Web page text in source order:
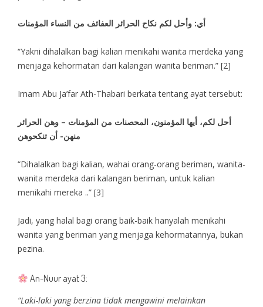
أي: وأحل لكم نكاح الحرائر العفائف من النساء المؤمنات
“Yakni dihalalkan bagi kalian menikahi wanita merdeka yang
menjaga kehormatan dari kalangan wanita beriman.” [2]
Imam Abu Ja’far Ath-Thabari berkata tentang ayat tersebut:
أحل لكم، أيها المؤمنون، المحصنات من المؤمنات – وهن الحرائر
منهن- أن تنكحوهن
“Dihalalkan bagi kalian, wahai orang-orang beriman, wanita-
wanita merdeka dari kalangan beriman, untuk kalian
menikahi mereka ..” [3]
Jadi, yang halal bagi orang baik-baik hanyalah menikahi
wanita yang beriman yang menjaga kehormatannya, bukan
pezina.
An-Nuur ayat 3:
“Laki-laki yang berzina tidak mengawini melainkan